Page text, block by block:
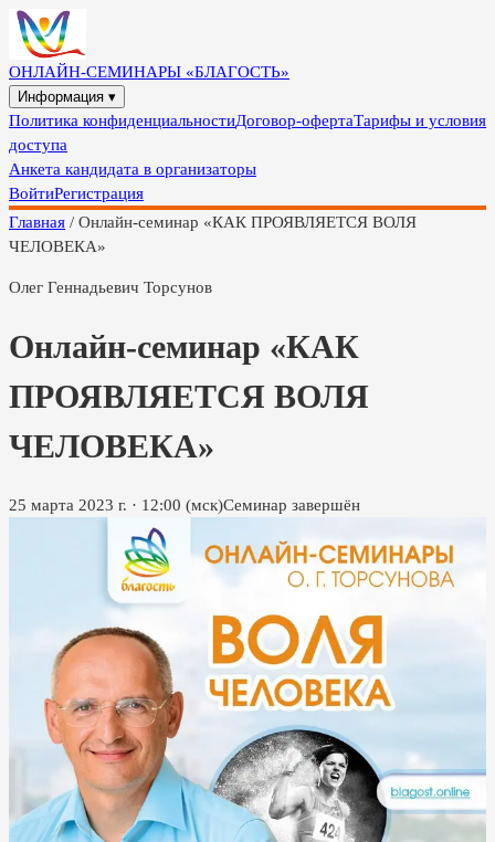
ОНЛАЙН-СЕМИНАРЫ «БЛАГОСТЬ»
Информация ▾
Политика конфиденциальностиДоговор-офертаТарифы и условия
доступа
Анкета кандидата в организаторы
ВойтиРегистрация
Главная / Онлайн-семинар «КАК ПРОЯВЛЯЕТСЯ ВОЛЯ
ЧЕЛОВЕКА»
Олег Геннадьевич Торсунов
Онлайн-семинар «КАК
ПРОЯВЛЯЕТСЯ ВОЛЯ
ЧЕЛОВЕКА»
25 марта 2023 г. · 12:00 (мск)Семинар завершён